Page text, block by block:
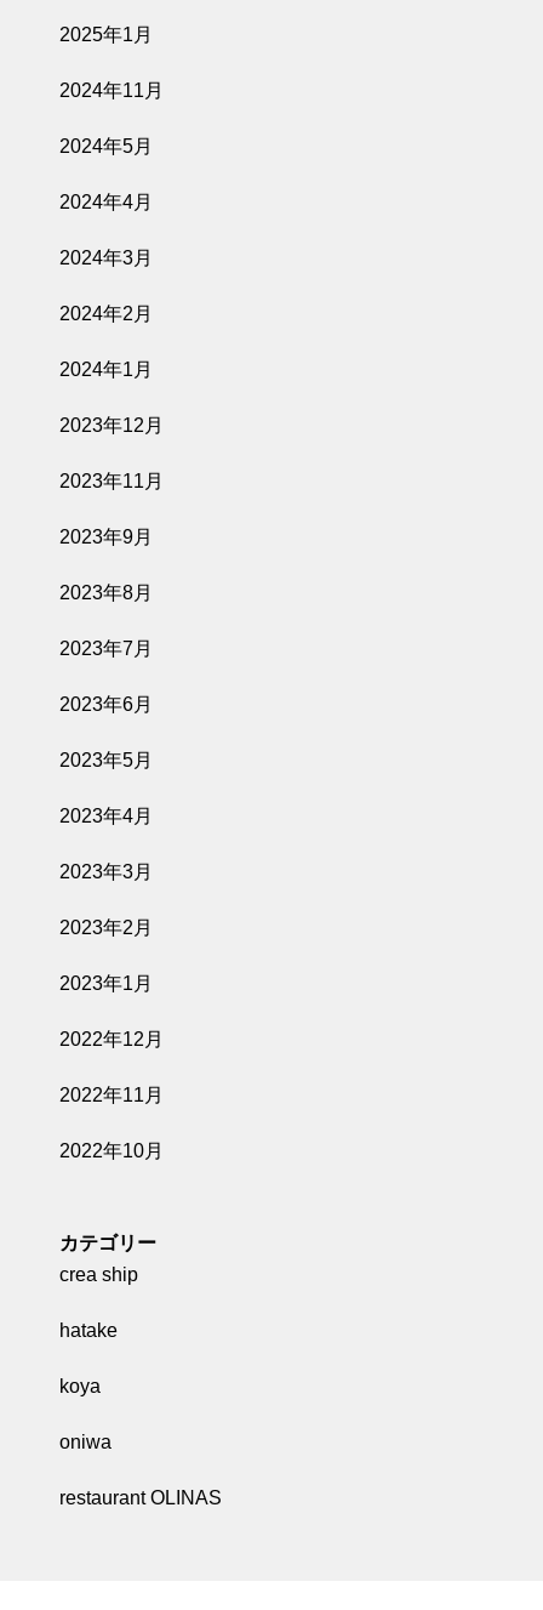
ん「Good Mor
2026.06.12
2026で金賞受
2026.06.02
2026.05.15
ン記念ランチコ
ついて
2025年1月
2024年11月
2024年5月
2024年4月
2024年3月
2024年2月
2024年1月
2023年12月
2023年11月
2023年9月
2023年8月
2023年7月
2023年6月
2023年5月
2023年4月
2023年3月
2023年2月
2023年1月
2022年12月
2022年11月
2022年10月
カテゴリー
crea ship
hatake
koya
oniwa
restaurant OLINAS